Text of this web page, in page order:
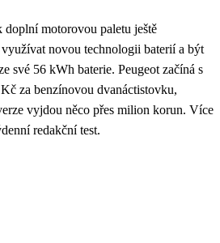
doplní motorovou paletu ještě
novou technologii baterií a být
své 56 kWh baterie. Peugeot začíná s
za benzínovou dvanáctistovku,
vyjdou něco přes milion korun. Více
redakční test.